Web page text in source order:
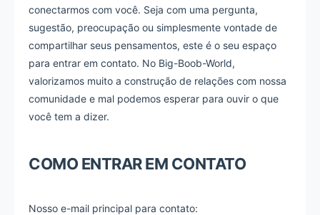
conectarmos com você. Seja com uma pergunta,
sugestão, preocupação ou simplesmente vontade de
compartilhar seus pensamentos, este é o seu espaço
para entrar em contato. No Big-Boob-World,
valorizamos muito a construção de relações com nossa
comunidade e mal podemos esperar para ouvir o que
você tem a dizer.
COMO ENTRAR EM CONTATO
Nosso e-mail principal para contato: